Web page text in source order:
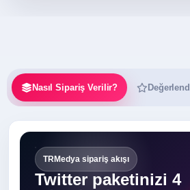
Nasıl Sipariş Verilir?
TRMedya sipariş akışı
Twitter paketinizi 4